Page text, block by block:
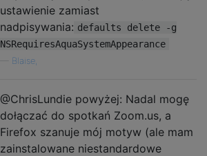
ustawienie zamiast
nadpisywania: defaults delete -g
NSRequiresAquaSystemAppearance
Blaise,
@ChrisLundie powyżej: Nadal mogę
dołączać do spotkań Zoom.us, a
Firefox szanuje mój motyw (ale mam
zainstalowane niestandardowe